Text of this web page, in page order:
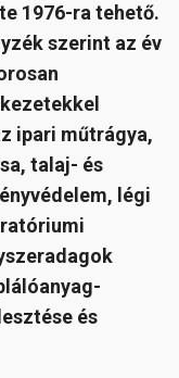
1976-ra tehető.
szerint az év
ipari műtrágya,
talaj- és
légi
és